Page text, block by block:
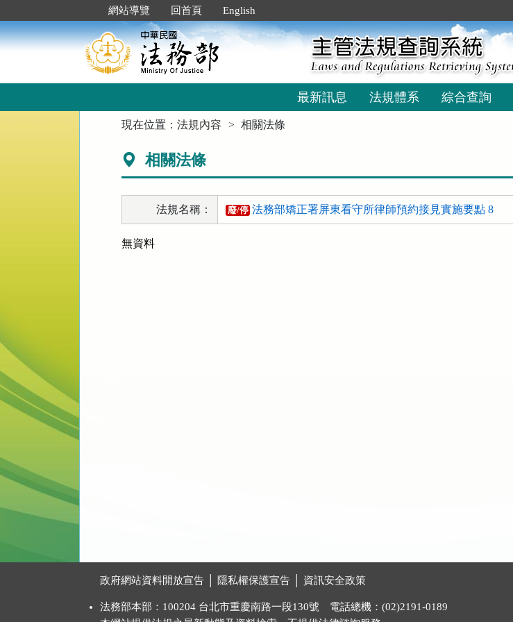
到
主
要
網站導覽 回首頁 English
最新訊息 法規體系 綜合查詢
現在位置：法規內容 相關法條
相關法條
法規名稱： 廢/停 法務部矯正署屏東看守所律師預約接見實施要點 8
無資料
政府網站資料開放宣告 隱私權保護宣告 資訊安全政策
法務部本部：100204 台北市重慶南路一段130號 電話總機：(02)2191-0189